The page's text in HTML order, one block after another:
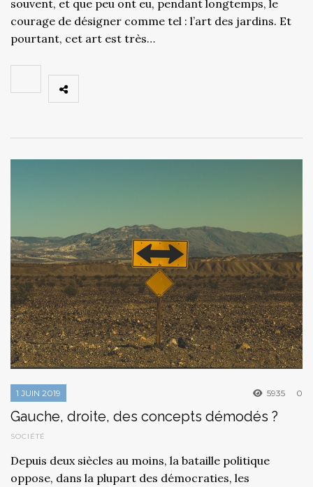
souvent, et que peu ont eu, pendant longtemps, le
courage de désigner comme tel : l’art des jardins. Et
pourtant, cet art est très…
1 JUIN 2019 5935 0
Gauche, droite, des concepts démodés ?
SOCIÉTÉ
Depuis deux siècles au moins, la bataille politique
oppose, dans la plupart des démocraties, les